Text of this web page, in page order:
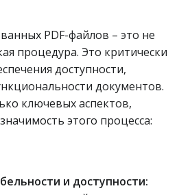
PDF-файлов – это не
процедура. Это критически
доступности,
документов.
ключевых аспектов,
этого процесса:
и доступности: